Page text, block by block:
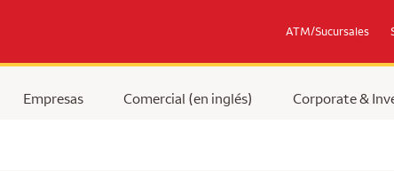
ATM/Sucursales
Empresas Comercial (en inglés) Corporate &